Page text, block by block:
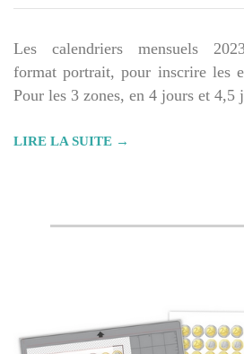
Les calendriers mensuels
format portrait, pour inscrire les
Pour les 3 zones, en 4 jours et 4,5
LIRE LA SUITE →